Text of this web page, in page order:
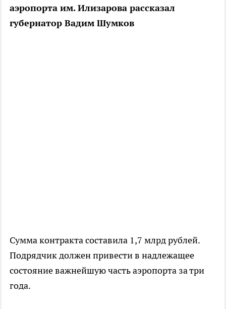
аэропорта им. Илизарова рассказал
губернатор Вадим Шумков
Сумма контракта составила 1,7 млрд рублей.
Подрядчик должен привести в надлежащее
состояние важнейшую часть аэропорта за три
года.